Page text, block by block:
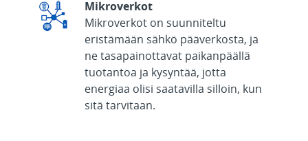
Mikroverkot
Mikroverkot on suunniteltu
eristämään sähkö pääverkosta, ja
ne tasapainottavat paikanpäällä
tuotantoa ja kysyntää, jotta
energiaa olisi saatavilla silloin, kun
sitä tarvitaan.